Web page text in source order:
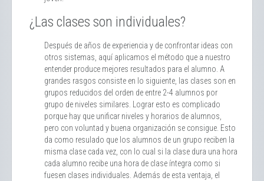
¿Las clases son individuales?
Después de años de experiencia y de confrontar ideas con
otros sistemas, aquí aplicamos el método que a nuestro
entender produce mejores resultados para el alumno. A
grandes rasgos consiste en lo siguiente, las clases son en
grupos reducidos del orden de entre 2-4 alumnos por
grupo de niveles similares. Lograr esto es complicado
porque hay que unificar niveles y horarios de alumnos,
pero con voluntad y buena organización se consigue. Esto
da como resulado que los alumnos de un grupo reciben la
misma clase cada vez, con lo cual si la clase dura una hora
cada alumno recibe una hora de clase íntegra como si
fuesen clases individuales. Además de esta ventaja, el